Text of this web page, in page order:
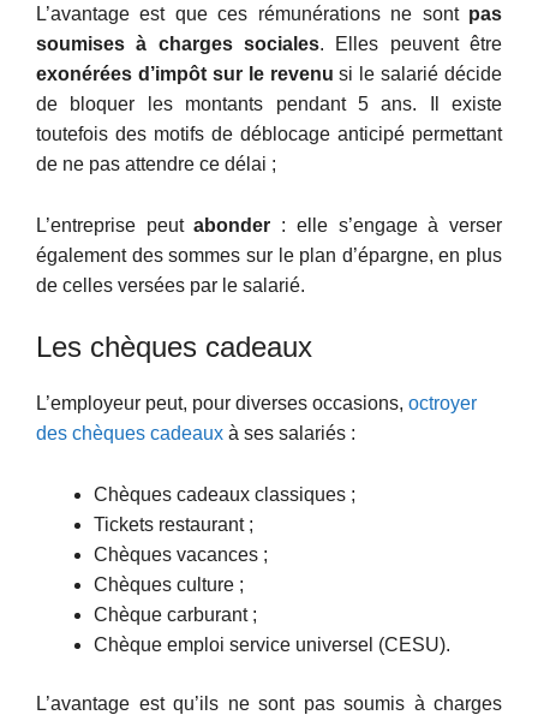
L’avantage est que ces rémunérations ne sont pas
soumises à charges sociales. Elles peuvent être
exonérées d’impôt sur le revenu si le salarié décide
de bloquer les montants pendant 5 ans. Il existe
toutefois des motifs de déblocage anticipé permettant
de ne pas attendre ce délai ;
L’entreprise peutabonder : elle s’engage à verser
également des sommes sur le plan d’épargne, en plus
de celles versées par le salarié.
Les chèques cadeaux
L’employeur peut, pour diverses occasions, octroyer
des chèques cadeaux à ses salariés :
Chèques cadeaux classiques ;
Tickets restaurant ;
Chèques vacances ;
Chèques culture ;
Chèque carburant ;
Chèque emploi service universel (CESU).
L’avantage est qu’ils ne sont pas soumis à charges